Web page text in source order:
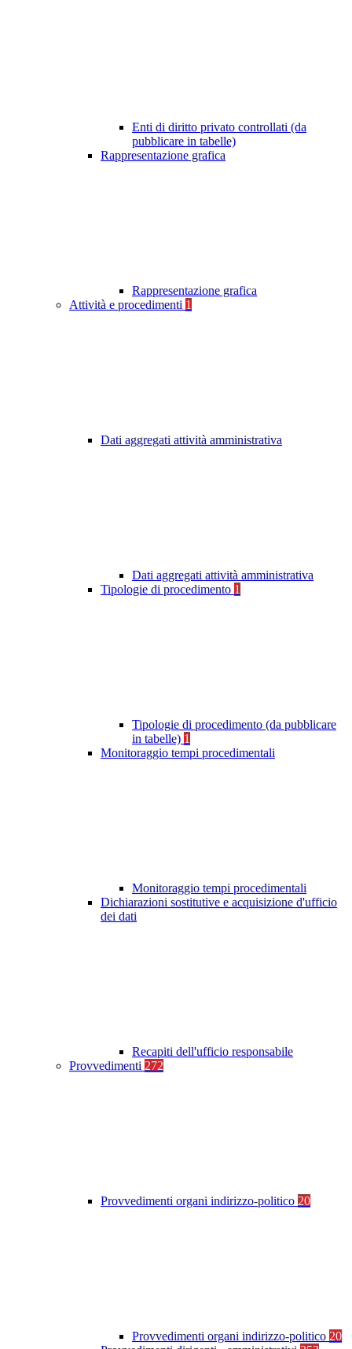
Enti di diritto privato controllati (da
pubblicare in tabelle)
Rappresentazione grafica
Rappresentazione grafica
Attività e procedimenti 1
Dati aggregati attività amministrativa
Dati aggregati attività amministrativa
Tipologie di procedimento 1
Tipologie di procedimento (da pubblicare
in tabelle) 1
Monitoraggio tempi procedimentali
Monitoraggio tempi procedimentali
Dichiarazioni sostitutive e acquisizione d'ufficio
dei dati
Recapiti dell'ufficio responsabile
Provvedimenti 272
Provvedimenti organi indirizzo-politico 20
Provvedimenti organi indirizzo-politico 20